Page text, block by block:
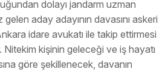
dolayı jandarm uzman
aday adayının davasını askeri
idare avukatı ile takip ettirmesi
kişinin geleceği ve iş hayatı
göre şekillenecek, davanın